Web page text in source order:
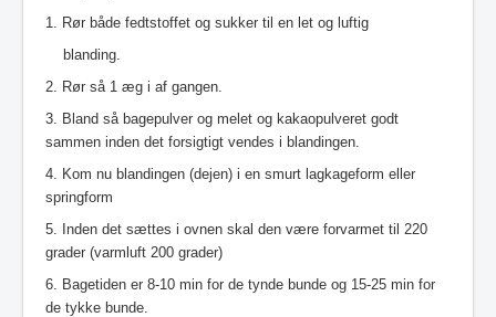
1. Rør både fedtstoffet og sukker til en let og luftig
blanding.
2. Rør så 1 æg i af gangen.
3. Bland så bagepulver og melet og kakaopulveret godt
sammen inden det forsigtigt vendes i blandingen.
4. Kom nu blandingen (dejen) i en smurt lagkageform eller
springform
5. Inden det sættes i ovnen skal den være forvarmet til 220
grader (varmluft 200 grader)
6. Bagetiden er 8-10 min for de tynde bunde og 15-25 min for
de tykke bunde.